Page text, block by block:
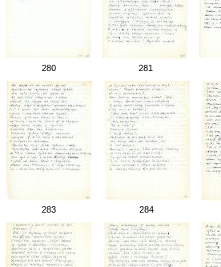
280 281
283 284